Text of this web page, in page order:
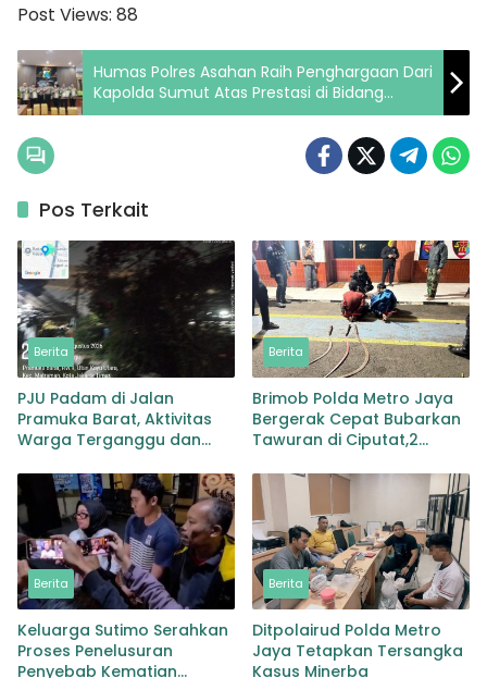
Post Views: 88
Humas Polres Asahan Raih Penghargaan Dari
Kapolda Sumut Atas Prestasi di Bidang
Media Sosial
Pos Terkait
Berita
PJU Padam di Jalan
Pramuka Barat, Aktivitas
Warga Terganggu dan
Kondisi Gelap
Berita
Brimob Polda Metro Jaya
Bergerak Cepat Bubarkan
Tawuran di Ciputat,2
Diamankan
Berita
Keluarga Sutimo Serahkan
Proses Penelusuran
Penyebab Kematian
Berita
Ditpolairud Polda Metro
Jaya Tetapkan Tersangka
Kasus Minerba